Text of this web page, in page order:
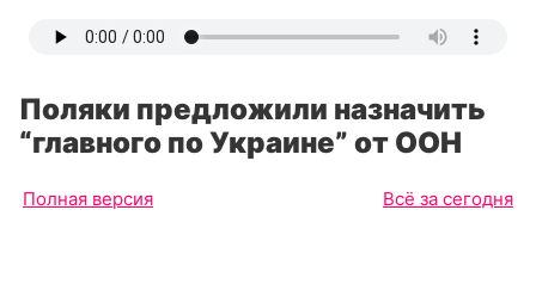
Поляки предложили назначить
“главного по Украине” от ООН
Полная версия Всё за сегодня